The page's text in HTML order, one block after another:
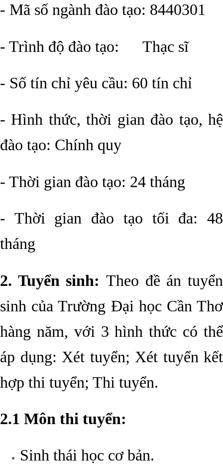
- Mã số ngành đào tạo: 8440301
- Trình độ đào tạo: Thạc sĩ
- Số tín chỉ yêu cầu: 60 tín chỉ
- Hình thức, thời gian đào tạo, hệ
đào tạo: Chính quy
- Thời gian đào tạo: 24 tháng
- Thời gian đào tạo tối đa: 48
tháng
2. Tuyển sinh: Theo đề án tuyển
sinh của Trường Đại học Cần Thơ
hàng năm, với 3 hình thức có thể
áp dụng: Xét tuyển; Xét tuyển kết
hợp thi tuyển; Thi tuyển.
2.1 Môn thi tuyển:
Sinh thái học cơ bản.